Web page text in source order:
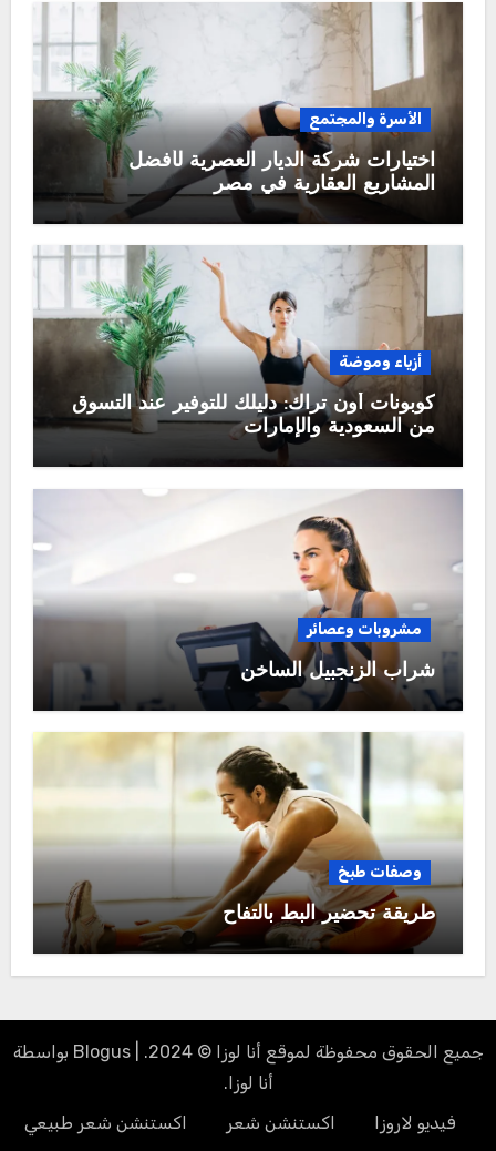
الأسرة والمجتمع
اختيارات شركة الديار العصرية لأفضل
المشاريع العقارية في مصر
أزياء وموضة
كوبونات أون تراك: دليلك للتوفير عند التسوق
من السعودية والإمارات
مشروبات وعصائر
شراب الزنجبيل الساخن
وصفات طبخ
طريقة تحضير البط بالتفاح
جميع الحقوق محفوظة لموقع أنا لوزا © 2024. |
Blogus بواسطة
أنا لوزا .
فيديو لاروزا
اكستنشن شعر اكستنشن شعر طبيعي